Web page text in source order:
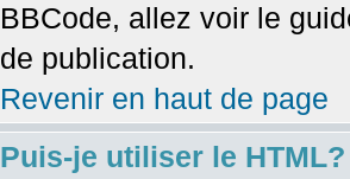
BBCode, allez voir le
de publication.
Revenir en haut de page
Puis-je utiliser le HTML?